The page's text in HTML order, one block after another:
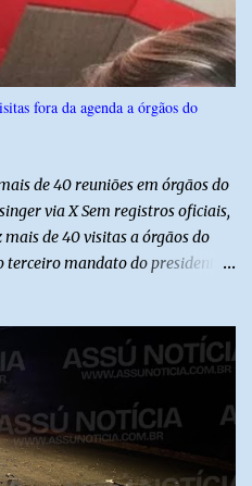
Zero da BR-101 e foi
de 129 dias entre a primeira e
sendo publicados no perfil do
do percurso, Allyson conheceu
a cultura e a força do povo,
necessidades enfrentadas pelas
fora da agenda a órgãos do
de 40 reuniões em órgãos do
via X Sem registros oficiais,
de 40 visitas a órgãos do
mandato do presidente
Em duas oportunidades, a
e no gabinete do ministro do
Dias, acompanhada do então
foram registrados nas agendas
aberto nesta quinta-feira,
ele utilizou a influência do pai